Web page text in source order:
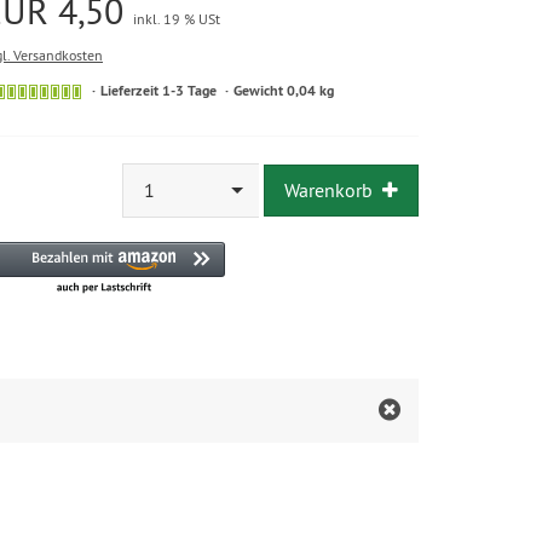
4,50
inkl. 19 % USt
Versandkosten
Lieferzeit 1-3 Tage Gewicht 0,04 kg
1 Warenkorb